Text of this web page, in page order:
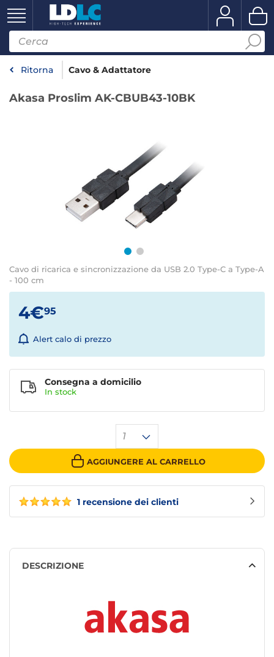
Ritorna Cavo & Adattatore
Akasa Proslim AK-CBUB43-10BK
Cavo di ricarica e sincronizzazione da USB 2.0 Type-C a Type-A
- 100 cm
1 recensione dei clienti
4€95
Alert calo di prezzo
1
AGGIUNGERE AL CARRELLO
Consegna a domicilio
In stock
DESCRIZIONE